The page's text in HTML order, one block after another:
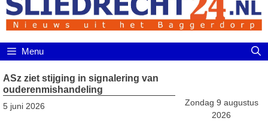
Menu
ASz ziet stijging in signalering van
ouderenmishandeling
5 juni 2026
Zondag 9 augustus
2026